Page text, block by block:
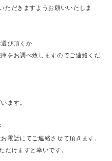
ただきますようお願いいたしま
び頂くか
をお調べ致しますのでご連絡くだ
ます。
電話にてご連絡させて頂きます。
だけますと幸いです。